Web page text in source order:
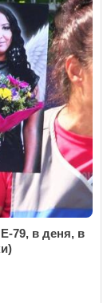
79, в деня, в